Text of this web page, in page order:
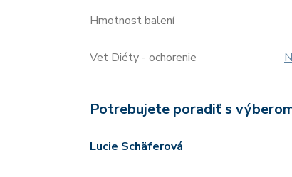
Hmotnost balení
Vet Diéty - ochorenie
Potrebujete poradiť s
Lucie Schäferová